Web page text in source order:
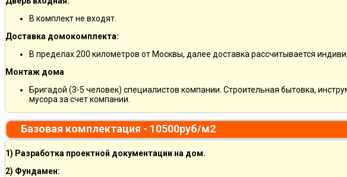
В комплект не входят.
Доставка домокомплекта:
В пределах 200 километров от Москвы, далее доставка рассчитывается
Монтаж дома
Бригадой (3-5 человек) специалистов компании. Строительная бытовка,
мусора за счет компании.
Базовая комплектация - 10500руб/м2
1) Разработка проектной документации на дом.
2) Фундамен: